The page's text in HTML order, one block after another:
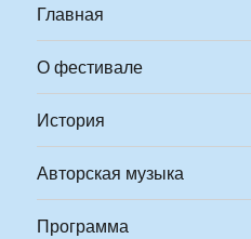
Главная
О фестивале
История
Авторская музыка
Программа